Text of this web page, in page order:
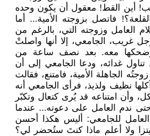
أين القط! معقول أن يكون وحده
فاتصل بزوجته الأمية... أما
العامل وزوجته التي، بالرغم من
غريب، الجامعي، إلا أنها واصلتْ
وضحكها معه. بعد نصف ساعة من
تناول غدائه، ودعا الجامعي إلى أن
الجاهلة الأمية، فامتنع، فقالت
نظيف ولذيذ، فرأى الجامعي أنه
وأن امتناعه قد يُرى كتعال وتكبّر
ندم العامل على دعوته... عندما
العامل للجامعي: أليس هكذا أحسن
ولا أعلم ماذا كنتَ ستُحضر لي؟